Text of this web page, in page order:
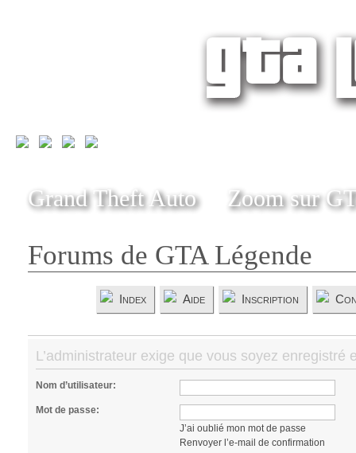
Grand Theft Auto Zoom sur
Forums de GTA Légende
Index Aide Inscription
L’administrateur exige que vous soyez
Nom d’utilisateur:
Mot de passe:
J’ai oublié mon mot de passe
Renvoyer l’e-mail de confirmation